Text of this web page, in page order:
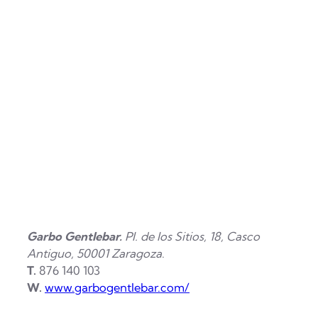
Garbo Gentlebar. Pl. de los Sitios, 18, Casco
Antiguo, 50001 Zaragoza.
T. 876 140 103
W. www.garbogentlebar.com/